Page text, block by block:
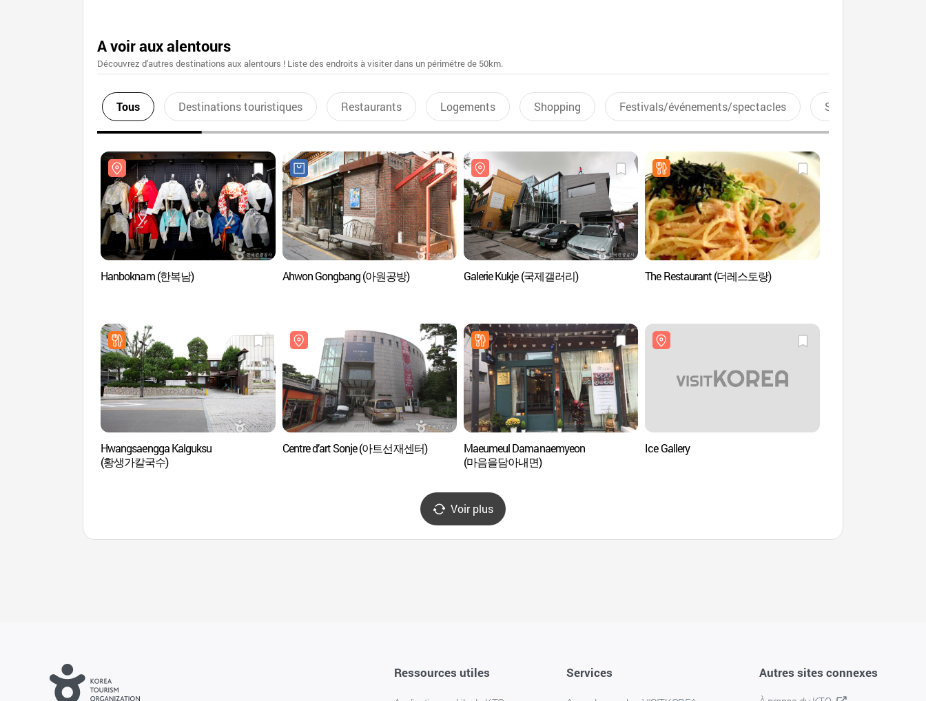
A voir aux alentours
Découvrez d'autres destinations aux alentours ! Liste des endroits à visiter dans un périmétre de 50km.
Tous Destinations touristiques Restaurants Logements Shopping Festivals/événements/spectacles Sports aquatiques
Hanboknam (한복남) Ahwon Gongbang (아원공방) Galerie Kukje (국제갤러리) The Restaurant (더레스토랑)
Hwangsaengga Kalguksu
(황생가칼국수)
Centre d’art Sonje (아트선재센터)
Maeumeul Damanaemyeon
(마음을담아내면)
Ice Gallery
Voir plus
Ressources utiles Services Autres sites connexes